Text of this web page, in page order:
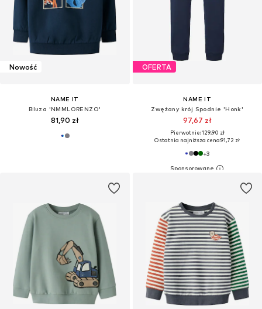
Nowość
NAME IT
Bluza 'NMMLORENZO'
81,90 zł
OFERTA
NAME IT
Zwężany krój Spodnie 'Honk'
97,67 zł
Pierwotnie: 129,90 zł
Ostatnia najniższa cena:91,72 zł
+3